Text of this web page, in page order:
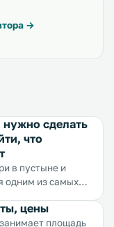
→
сделать
что
в пустыне и
одним из самых
фирмы — на
с ночевкой в
цены
площадь